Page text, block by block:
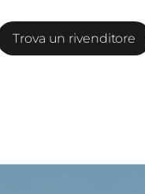
Trova un rivenditore